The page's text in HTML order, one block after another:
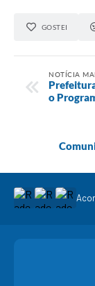
GOSTEI
NOTÍCIA
o